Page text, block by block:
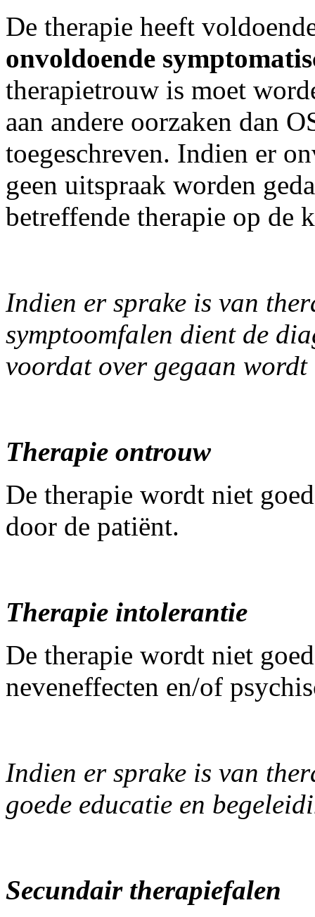
De therapie heeft
onvoldoende
therapietrouw is moet
aan andere oorzaken dan
toegeschreven. Indien er
geen uitspraak worden
betreffende therapie op de
Indien er sprake is van
symptoomfalen dient de
voordat over gegaan
Therapie ontrouw
De therapie wordt niet
door de patiënt.
Therapie intolerantie
De therapie wordt niet
neveneffecten en/of
Indien er sprake is van
goede educatie en
Secundair therapiefalen